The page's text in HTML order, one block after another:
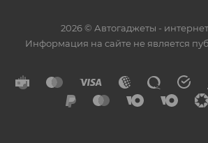
2026 © Автогаджеты -
Информация на сайте не является